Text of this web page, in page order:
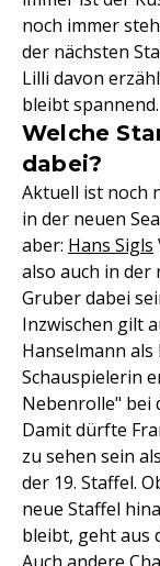
noch immer
der nächsten
Lilli davon
bleibt spannend.
Welche
dabei?
Aktuell ist noch
in der neuen
aber: Hans Sigls
also auch in der
Gruber dabei
Inzwischen gilt
Hanselmann
Schauspielerin
Nebenrolle" bei
Damit dürfte
zu sehen sein
der 19. Staffel.
neue Staffel
bleibt, geht aus